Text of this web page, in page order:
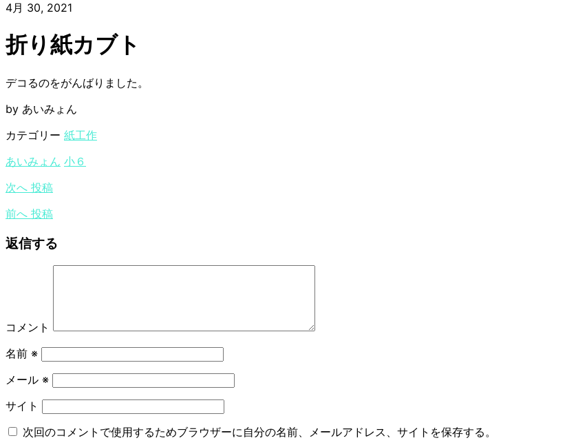
4月 30, 2021
折り紙カブト
デコるのをがんばりました。
by あいみょん
カテゴリー 紙工作
あいみょん 小６
次へ 投稿
前へ 投稿
返信する
コメント
名前 ※
メール ※
サイト
次回のコメントで使用するためブラウザーに自分の名前、メールアドレス、サイトを保存する。